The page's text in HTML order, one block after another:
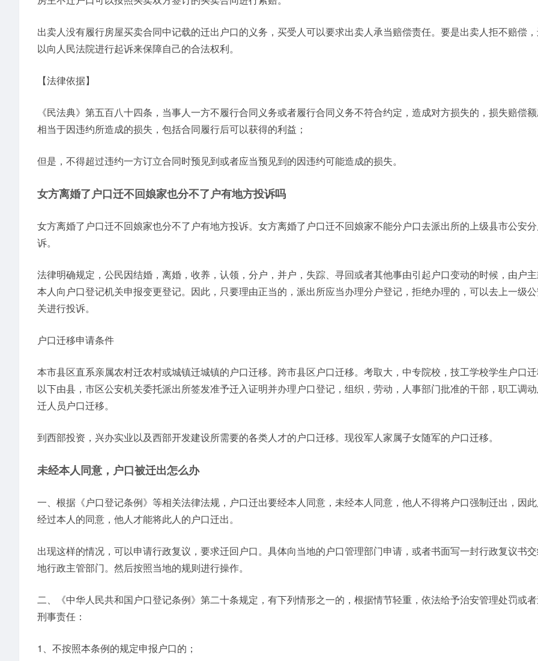
出卖人没有履行房屋买卖合同中记载的迁出户口的义务，买受人可以要求出卖人承当赔偿责任。要是出卖人拒不赔偿
以向人民法院进行起诉来保障自己的合法权利。
【法律依据】
《民法典》第五百八十四条，当事人一方不履行合同义务或者履行合同义务不符合约定，造成对方损失的，损失赔偿
相当于因违约所造成的损失，包括合同履行后可以获得的利益；
但是，不得超过违约一方订立合同时预见到或者应当预见到的因违约可能造成的损失。
女方离婚了户口迁不回娘家也分不了户有地方投诉吗
女方离婚了户口迁不回娘家也分不了户有地方投诉。女方离婚了户口迁不回娘家不能分户口去派出所的上级县市公安
诉。
法律明确规定，公民因结婚，离婚，收养，认领，分户，并户，失踪、寻回或者其他事由引起户口变动的时候，由户
本人向户口登记机关申报变更登记。因此，只要理由正当的，派出所应当办理分户登记，拒绝办理的，可以去上一级
关进行投诉。
户口迁移申请条件
本市县区直系亲属农村迁农村或城镇迁城镇的户口迁移。跨市县区户口迁移。考取大，中专院校，技工学校学生户口
以下由县，市区公安机关委托派出所签发准予迁入证明并办理户口登记，组织，劳动，人事部门批准的干部，职工调
迁人员户口迁移。
到西部投资，兴办实业以及西部开发建设所需要的各类人才的户口迁移。现役军人家属子女随军的户口迁移。
未经本人同意，户口被迁出怎么办
一、根据《户口登记条例》等相关法律法规，户口迁出要经本人同意，未经本人同意，他人不得将户口强制迁出，因
经过本人的同意，他人才能将此人的户口迁出。
出现这样的情况，可以申请行政复议，要求迁回户口。具体向当地的户口管理部门申请，或者书面写一封行政复议书
地行政主管部门。然后按照当地的规则进行操作。
二、《中华人民共和国户口登记条例》第二十条规定，有下列情形之一的，根据情节轻重，依法给予治安管理处罚或
刑事责任：
1、不按照本条例的规定申报户口的；